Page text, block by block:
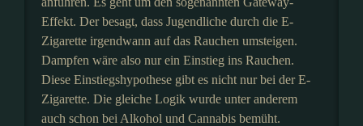
Effekt. Der besagt, dass Jugendliche durch die E-
Zigarette irgendwann auf das Rauchen umsteigen.
Dampfen wäre also nur ein Einstieg ins Rauchen.
Diese Einstiegshypothese gibt es nicht nur bei der E-
Zigarette. Die gleiche Logik wurde unter anderem
auch schon bei Alkohol und Cannabis bemüht.